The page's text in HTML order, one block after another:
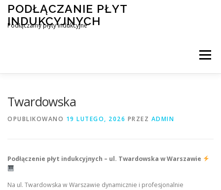
Przejdź
treści
PODŁĄCZANIE PŁYT
INDUKCYJNYCH
Podłączamy płyty indukcyjne
Menu
Twardowska
OPUBLIKOWANO 19 LUTEGO, 2026 PRZEZ ADMIN
Podłączenie płyt indukcyjnych – ul. Twardowska w Warszawie
Na ul. Twardowska w Warszawie dynamicznie i profesjonalnie